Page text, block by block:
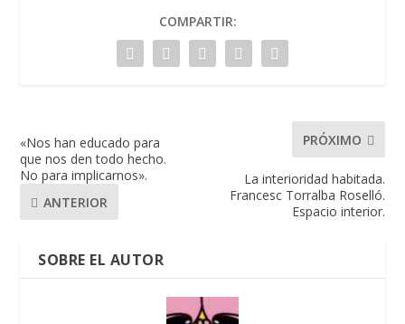
COMPARTIR:
«Nos han educado para
que nos den todo hecho.
No para implicarnos».
ANTERIOR
PRÓXIMO
La interioridad habitada.
Francesc Torralba Roselló.
Espacio interior.
SOBRE EL AUTOR